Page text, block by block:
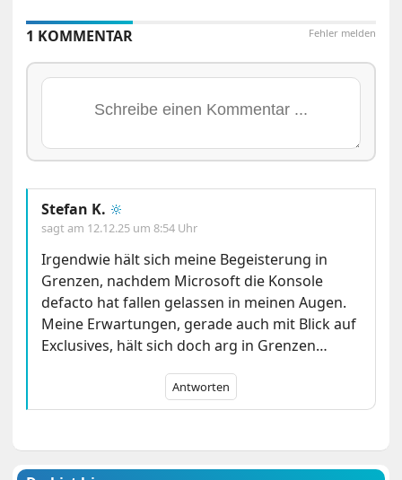
Fehler melden
1 KOMMENTAR
Stefan K. 🔆
sagt am 12.12.25 um 8:54 Uhr
Irgendwie hält sich meine Begeisterung in
Grenzen, nachdem Microsoft die Konsole
defacto hat fallen gelassen in meinen Augen.
Meine Erwartungen, gerade auch mit Blick auf
Exclusives, hält sich doch arg in Grenzen…
Antworten